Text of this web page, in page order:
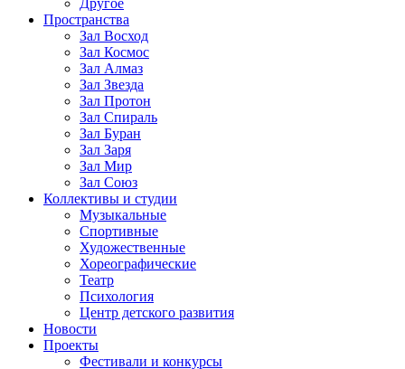
Другое
Пространства
Зал Восход
Зал Космос
Зал Алмаз
Зал Звезда
Зал Протон
Зал Спираль
Зал Буран
Зал Заря
Зал Мир
Зал Союз
Коллективы и студии
Музыкальные
Спортивные
Художественные
Хореографические
Театр
Психология
Центр детского развития
Новости
Проекты
Фестивали и конкурсы